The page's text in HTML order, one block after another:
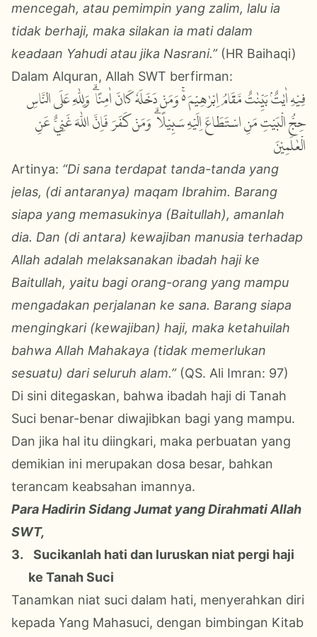
mencegah, atau pemimpin yang zalim, lalu ia
tidak berhaji, maka silakan ia mati dalam
keadaan Yahudi atau jika Nasrani.”(HR Baihaqi)
Dalam Alquran, Allah SWT berfirman:
فِيْهِ اٰيٰتٌۢ بَيِّنٰتٌ مَّقَامُ اِبْرٰهِيْمَ ەۚ وَمَنْ دَخَلَهٗ كَانَ اٰمِنًا ۗ وَلِلّٰهِ عَلَى النَّاسِ
حِجُّ الْبَيْتِ مَنِ اسْتَطَاعَ اِلَيْهِ سَبِيْلًا ۗ وَمَنْ كَفَرَ فَاِنَّ اللّٰهَ غَنِيٌّ عَنِ
الْعٰلَمِيْنَ
Artinya: “Di sana terdapat tanda-tanda yang
jelas, (di antaranya) maqam Ibrahim. Barang
siapa yang memasukinya (Baitullah), amanlah
dia. Dan (di antara) kewajiban manusia terhadap
Allah adalah melaksanakan ibadah haji ke
Baitullah, yaitu bagi orang-orang yang mampu
mengadakan perjalanan ke sana. Barang siapa
mengingkari (kewajiban) haji, maka ketahuilah
bahwa Allah Mahakaya (tidak memerlukan
sesuatu) dari seluruh alam.” (QS. Ali Imran: 97)
Di sini ditegaskan, bahwa ibadah haji di Tanah
Suci benar-benar diwajibkan bagi yang mampu.
Dan jika hal itu diingkari, maka perbuatan yang
demikian ini merupakan dosa besar, bahkan
terancam keabsahan imannya.
Para Hadirin Sidang Jumat yang Dirahmati Allah
SWT,
3.
Sucikanlah hati dan luruskan niat pergi haji
ke Tanah Suci
Tanamkan niat suci dalam hati, menyerahkan diri
kepada Yang Mahasuci, dengan bimbingan Kitab